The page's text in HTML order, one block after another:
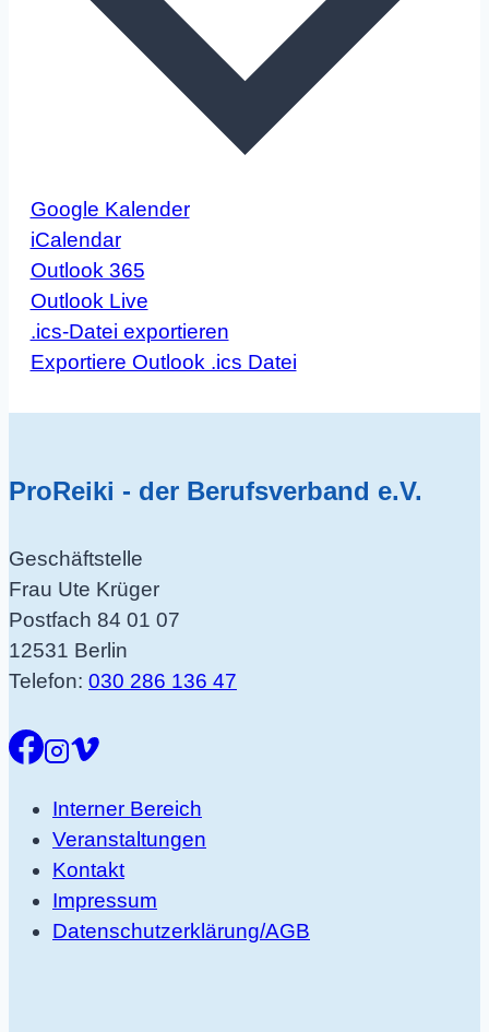
Google Kalender
iCalendar
Outlook 365
Outlook Live
.ics-Datei exportieren
Exportiere Outlook .ics Datei
ProReiki - der Berufsverband e.V.
Geschäftstelle
Frau Ute Krüger
Postfach 84 01 07
12531 Berlin
Telefon: 030 286 136 47
Interner Bereich
Veranstaltungen
Kontakt
Impressum
Datenschutzerklärung/AGB